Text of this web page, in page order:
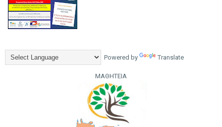
Powered by Translate
ΜΑΘΗΤΕΙΑ